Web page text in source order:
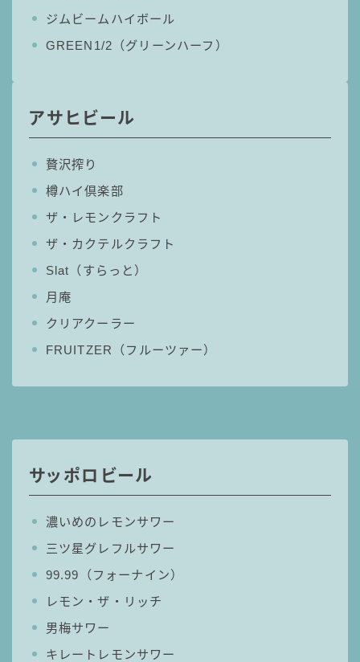
ジムビームハイボール
GREEN1/2（グリーンハーフ）
アサヒビール
贅沢搾り
樽ハイ倶楽部
ザ・レモンクラフト
ザ・カクテルクラフト
Slat（すらっと）
月庵
クリアクーラー
FRUITZER（フルーツァー）
サッポロビール
濃いめのレモンサワー
三ツ星グレフルサワー
99.99（フォーナイン）
レモン・ザ・リッチ
男梅サワー
キレートレモンサワー